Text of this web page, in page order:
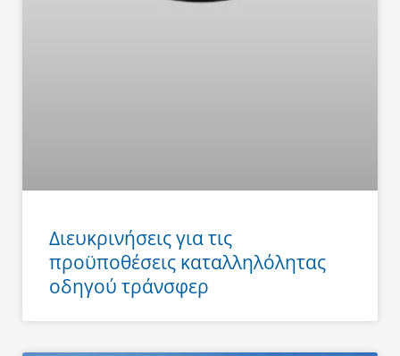
Διευκρινήσεις για τις
προϋποθέσεις καταλληλόλητας
οδηγού τράνσφερ